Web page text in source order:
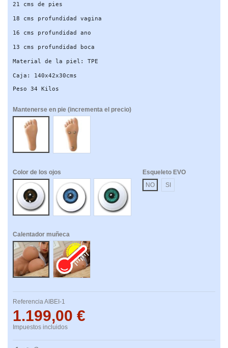
21 cms de pies
18 cms profundidad vagina
16 cms profundidad ano
13 cms profundidad boca
Material de la piel: TPE
Caja: 140x42x30cms
Peso 34 Kilos
Mantenerse en pie (incrementa el precio)
NO
SI
Color de los ojos
Marrones
Azules Verdes
Esqueleto EVO
NO
SI
Calentador muñeca
No
Si
ReferenciaAIBEI-1
1.199,00 €
Impuestos incluidos